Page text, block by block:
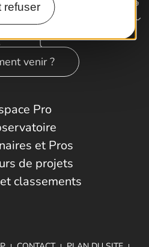
refuser
venir ?
Pro
et Pros
de projets
classements